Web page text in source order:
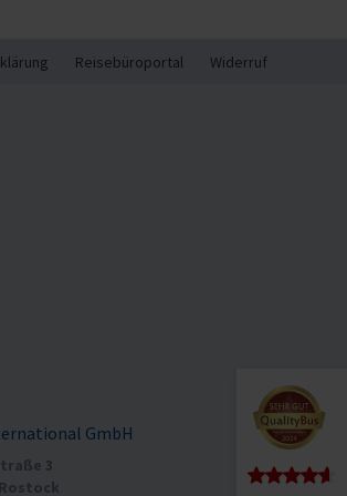
Reisebüroportal Widerruf
GmbH
3